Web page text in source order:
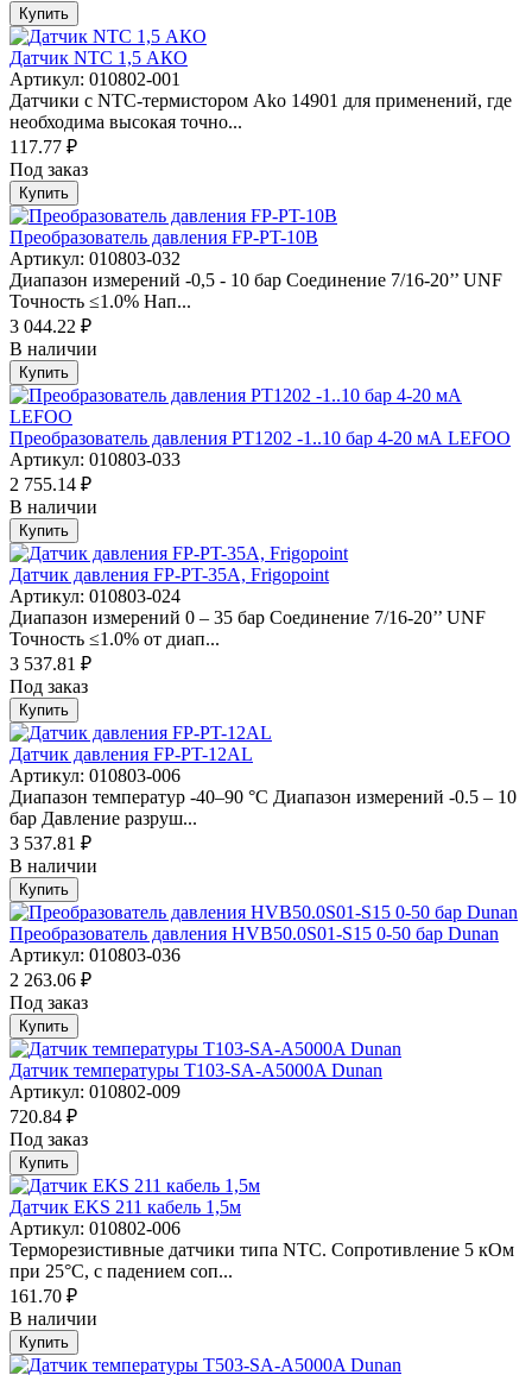
Купить
Датчик NTC 1,5 АКО
Артикул: 010802-001
Датчики с NTC-термистором Ako 14901 для применений, где
необходима высокая точно...
117.77 ₽
Под заказ
Купить
Преобразователь давления FP-PT-10B
Артикул: 010803-032
Диапазон измерений -0,5 - 10 бар Соединение 7/16-20’’ UNF
Точность ≤1.0% Нап...
3 044.22 ₽
В наличии
Купить
Преобразователь давления PT1202 -1..10 бар 4-20 мА LEFOO
Артикул: 010803-033
2 755.14 ₽
В наличии
Купить
Датчик давления FP-PT-35A, Frigopoint
Артикул: 010803-024
Диапазон измерений 0 – 35 бар Соединение 7/16-20’’ UNF
Точность ≤1.0% от диап...
3 537.81 ₽
Под заказ
Купить
Датчик давления FP-PT-12AL
Артикул: 010803-006
Диапазон температур -40–90 °С Диапазон измерений -0.5 – 10
бар Давление разруш...
3 537.81 ₽
В наличии
Купить
Преобразователь давления HVB50.0S01-S15 0-50 бар Dunan
Артикул: 010803-036
2 263.06 ₽
Под заказ
Купить
Датчик температуры T103-SA-A5000A Dunan
Артикул: 010802-009
720.84 ₽
Под заказ
Купить
Датчик EKS 211 кабель 1,5м
Артикул: 010802-006
Терморезистивные датчики типа NTC. Сопротивление 5 кОм
при 25°С, с падением соп...
161.70 ₽
В наличии
Купить